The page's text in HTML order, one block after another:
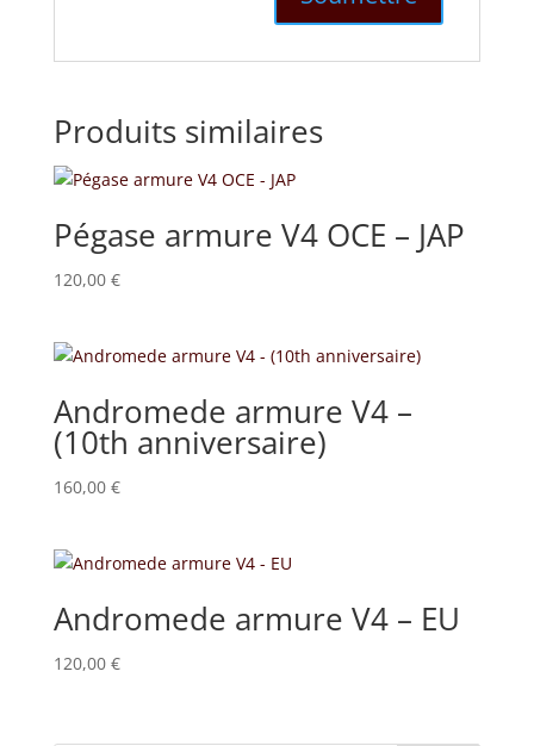
Produits similaires
Pégase armure V4 OCE – JAP
120,00 €
Andromede armure V4 –
(10th anniversaire)
160,00 €
Andromede armure V4 – EU
120,00 €